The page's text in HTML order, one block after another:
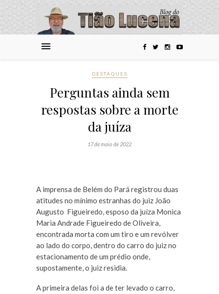
DESTAQUES
Perguntas ainda sem
respostas sobre a morte
da juíza
17 de maio de 2022
A imprensa de Belém do Pará registrou duas
atitudes no mínimo estranhas do juiz João
Augusto Figueiredo, esposo da juíza Monica
Maria Andrade Figueiredo de Oliveira,
encontrada morta com um tiro e um revólver
ao lado do corpo, dentro do carro do juiz no
estacionamento de um prédio onde,
supostamente, o juiz residia.
A primeira delas foi a de ter levado o carro,